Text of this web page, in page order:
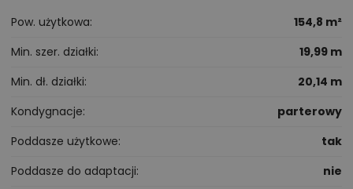
Pow. użytkowa
154,8 m²
Min. szer. działki
19,99 m
Min. dł. działki
20,14 m
Kondygnacje
parterowy
Poddasze użytkowe
tak
Poddasze do adaptacji
nie